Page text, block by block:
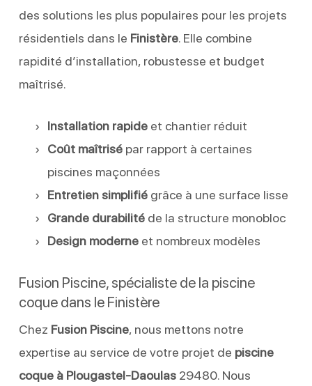
des solutions les plus populaires pour les projets
résidentiels dans le Finistère. Elle combine
rapidité d’installation, robustesse et budget
maîtrisé.
Installation rapideet chantier réduit
Coût maîtrisépar rapport à certaines
piscines maçonnées
Entretien simplifiégrâce à une surface lisse
Grande durabilitéde la structure monobloc
Design moderneet nombreux modèles
Fusion Piscine, spécialiste de la piscine
coque dans le Finistère
Chez Fusion Piscine, nous mettons notre
expertise au service de votre projet de piscine
coque à Plougastel-Daoulas29480. Nous